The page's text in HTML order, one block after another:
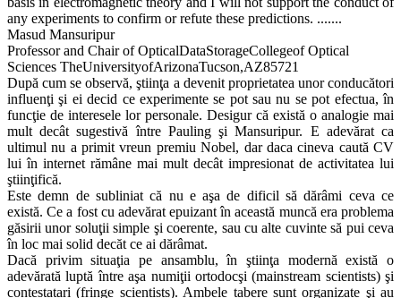
any experiments to confirm or refute these predictions. .......
Masud Mansuripur
Professor and Chair of OpticalDataStorageCollegeof Optical
Sciences TheUniversityofArizonaTucson,AZ85721
După cum se observă, ştiinţa a devenit proprietatea unor conducători
influenţi şi ei decid ce experimente se pot sau nu se pot efectua, în
funcţie de interesele lor personale. Desigur că există o analogie mai
mult decât sugestivă între Pauling şi Mansuripur. E adevărat ca
ultimul nu a primit vreun premiu Nobel, dar daca cineva caută CV
lui în internet rămâne mai mult decât impresionat de activitatea lui
ştiinţifică.
Este demn de subliniat că nu e aşa de dificil să dărâmi ceva ce
există. Ce a fost cu adevărat epuizant în această muncă era problema
găsirii unor soluţii simple şi coerente, sau cu alte cuvinte să pui ceva
în loc mai solid decăt ce ai dărâmat.
Dacă privim situaţia pe ansamblu, în ştiinţa modernă există o
adevărată luptă între aşa numiţii ortodocşi (mainstream scientists) şi
contestatari (fringe scientists). Ambele tabere sunt organizate şi au